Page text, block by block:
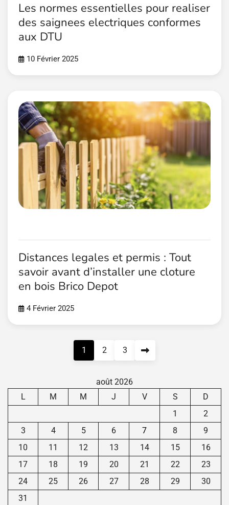
Les normes essentielles pour realiser
des saignees electriques conformes
aux DTU
10 Février 2025
Distances legales et permis : Tout
savoir avant d’installer une cloture
en bois Brico Depot
4 Février 2025
1 2 3
août 2026
L
M M J V S
D
1
2
3
4 5 6 7 8
9
10
11 12 13 14 15
16
17
18 19 20 21 22
23
24
25 26 27 28 29
30
31